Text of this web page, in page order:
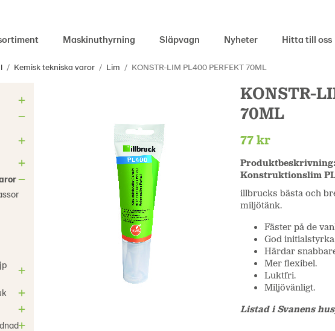
Maskinuthyrning Släpvagn Nyheter Hitta till oss
/ Kemisk tekniska varor / Lim / KONSTR-LIM PL400 PERFEKT 70ML
KONSTR-
70ML
77 kr
Produktbeskrivning:
Konstruktionslim
illbrucks bästa och
miljötänk.
Fäster på de
God
Härdar
Mer flexibel.
Luktfri.
Miljövänligt.
Listad i Svanens